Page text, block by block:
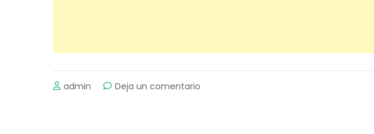
admin Deja un comentario